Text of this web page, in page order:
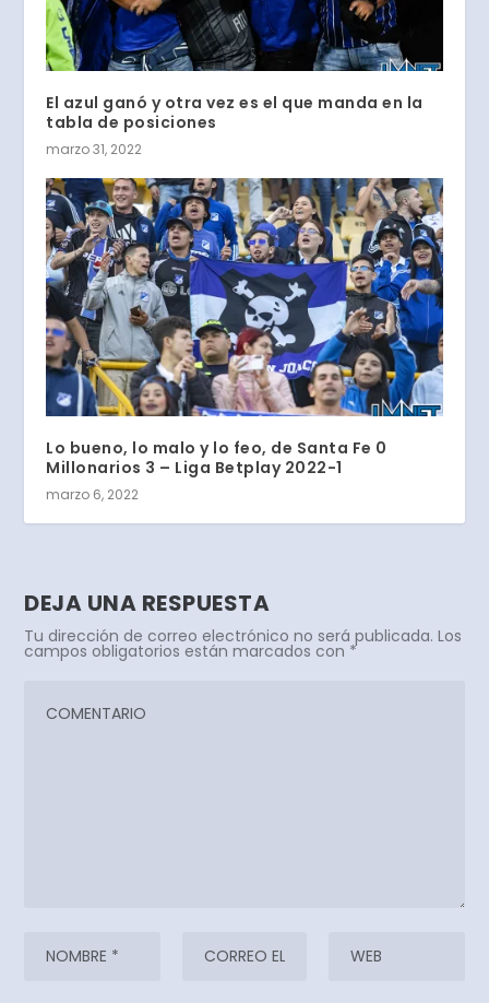
El azul ganó y otra vez es el que manda en la
tabla de posiciones
marzo 31, 2022
Lo bueno, lo malo y lo feo, de Santa Fe 0
Millonarios 3 – Liga Betplay 2022-1
marzo 6, 2022
DEJA UNA RESPUESTA
Tu dirección de correo electrónico no será publicada. Los
campos obligatorios están marcados con *